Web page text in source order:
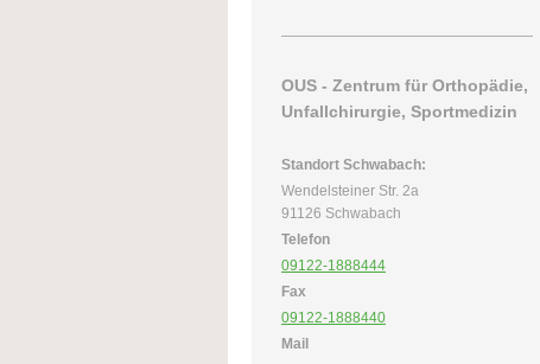
OUS - Zentrum für Orthopädie,
Unfallchirurgie, Sportmedizin
Standort Schwabach:
Wendelsteiner Str. 2a
91126 Schwabach
Telefon
09122-1888444
Fax
09122-1888440
Mail